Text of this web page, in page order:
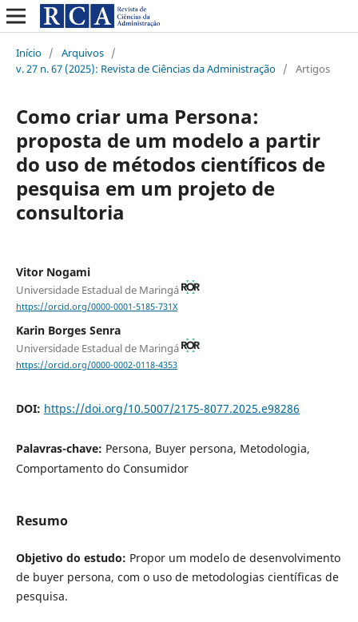
Início / Arquivos /
v. 27 n. 67 (2025): Revista de Ciências da Administração / Artigos
Como criar uma Persona:
proposta de um modelo a partir
do uso de métodos científicos de
pesquisa em um projeto de
consultoria
Vitor Nogami
Universidade Estadual de Maringá
https://orcid.org/0000-0001-5185-731X
Karin Borges Senra
Universidade Estadual de Maringá
https://orcid.org/0000-0002-0118-4353
DOI: https://doi.org/10.5007/2175-8077.2025.e98286
Palavras-chave: Persona, Buyer persona, Metodologia,
Comportamento do Consumidor
Resumo
Objetivo do estudo: Propor um modelo de desenvolvimento
de buyer persona, com o uso de metodologias científicas de
pesquisa.